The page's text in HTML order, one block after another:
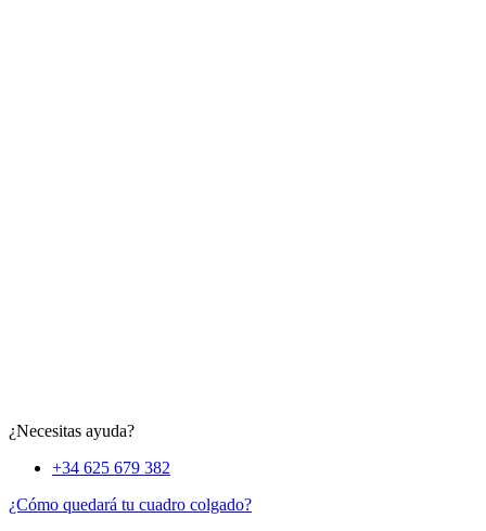
¿Necesitas ayuda?
+34 625 679 382
¿Cómo quedará tu cuadro colgado?